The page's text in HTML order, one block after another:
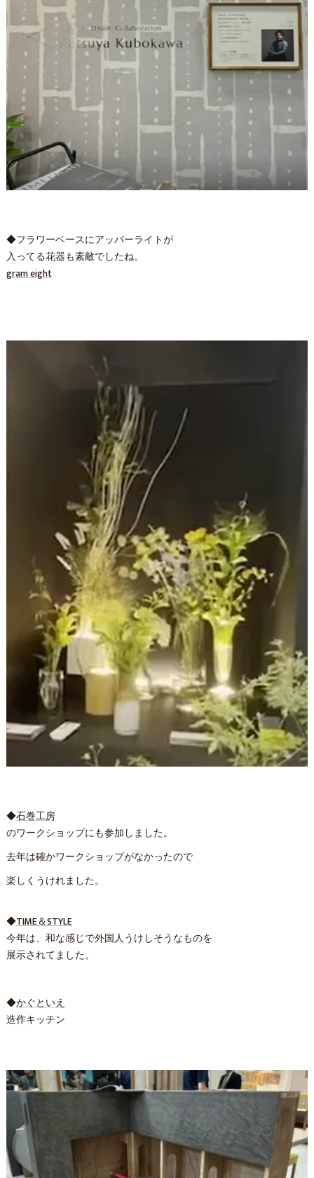
◆フラワーベースにアッパーライトが
入ってる花器も素敵でしたね。
gram eight
◆石巻工房
のワークショップにも参加しました。
去年は確かワークショップがなかったので
楽しくうけれました。
◆TIME＆STYLE
今年は、和な感じで外国人うけしそうなものを
展示されてました。
◆かぐといえ
造作キッチン